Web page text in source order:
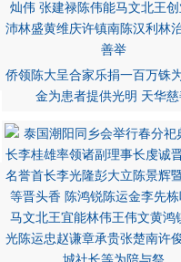
侨领陈大呈合家乐捐一百万铢
金为患者提供光明 天华